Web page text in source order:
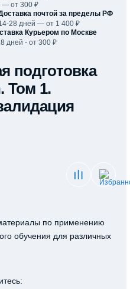
— от 300 ₽
почтой за пределы РФ
28 дней — от 1 400 ₽
Курьером по Москве
дней - от 300 ₽
подготовка
Том 1.
по применению
обучения для различных